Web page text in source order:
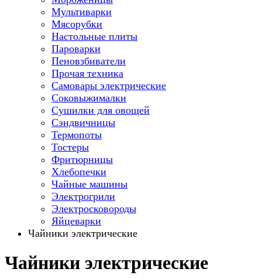
Мультиварки
Мясорубки
Настольные плиты
Пароварки
Пеновзбиватели
Прочая техника
Самовары электрические
Соковыжималки
Сушилки для овощей
Сэндвичницы
Термопоты
Тостеры
Фритюрницы
Хлебопечки
Чайные машины
Электрогрили
Электросковороды
Яйцеварки
Чайники электрические
Чайники электрические